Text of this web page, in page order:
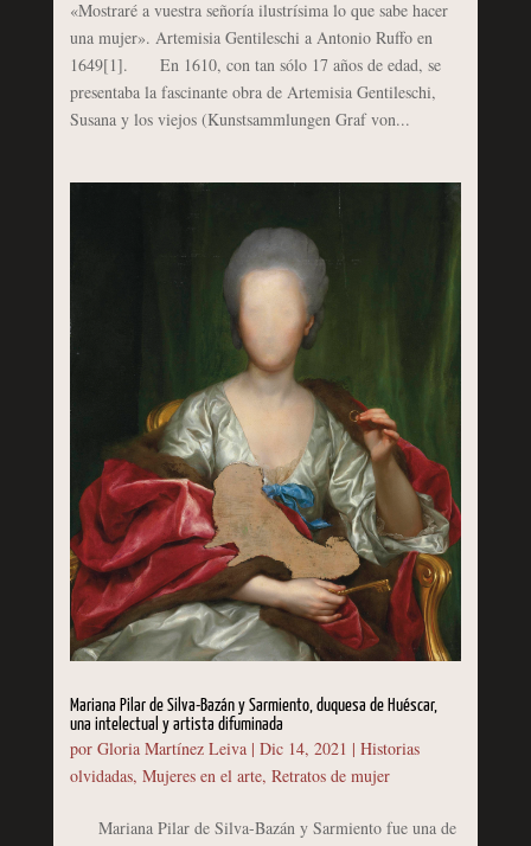
«Mostraré a vuestra señoría ilustrísima lo que sabe hacer
una mujer». Artemisia Gentileschi a Antonio Ruffo en
1649[1]. En 1610, con tan sólo 17 años de edad, se
presentaba la fascinante obra de Artemisia Gentileschi,
Susana y los viejos (Kunstsammlungen Graf von...
Mariana Pilar de Silva-Bazán y Sarmiento, duquesa de Huéscar,
una intelectual y artista difuminada
por Gloria Martínez Leiva| Dic 14, 2021 | Historias
olvidadas, Mujeres en el arte, Retratos de mujer
Mariana Pilar de Silva-Bazán y Sarmiento fue una de